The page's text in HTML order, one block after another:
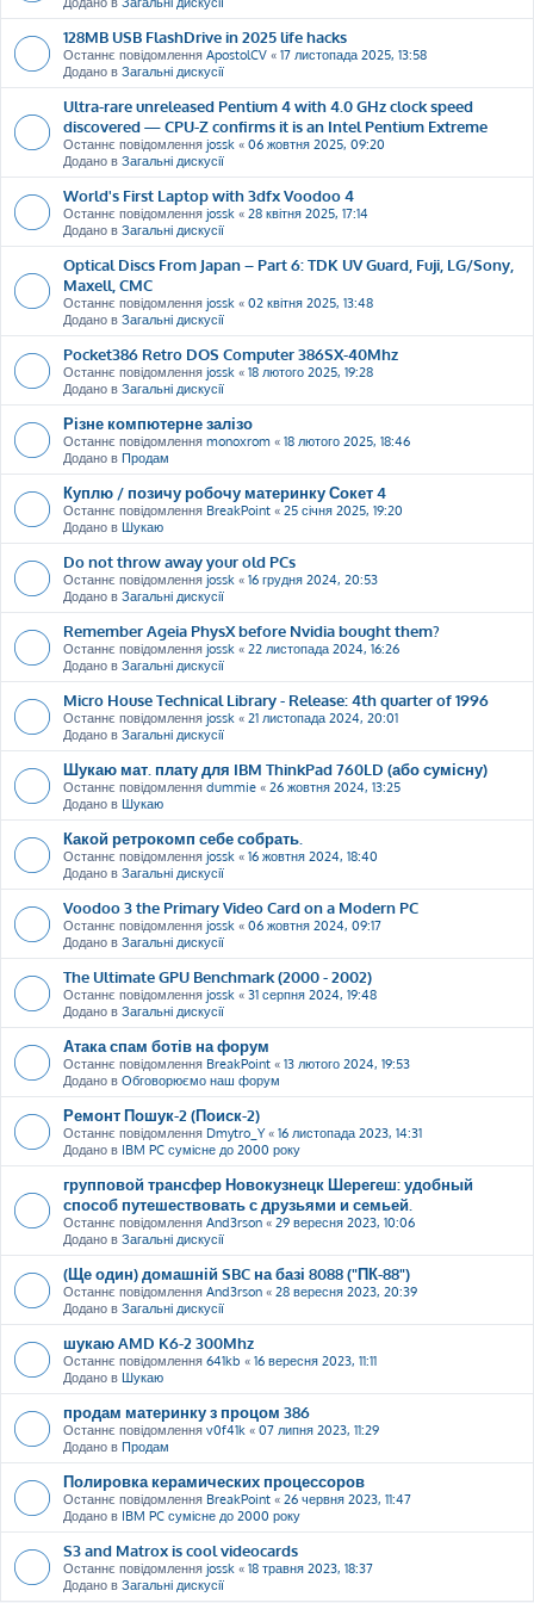
128MB USB FlashDrive in 2025 life hacks
Останнє повідомлення ApostolCV « 17 листопада 2025, 13:58
Додано в Загальні дискусії
Ultra-rare unreleased Pentium 4 with 4.0 GHz clock speed
discovered — CPU-Z confirms it is an Intel Pentium Extreme
Останнє повідомлення jossk « 06 жовтня 2025, 09:20
Додано в Загальні дискусії
World's First Laptop with 3dfx Voodoo 4
Останнє повідомлення jossk « 28 квітня 2025, 17:14
Додано в Загальні дискусії
Optical Discs From Japan – Part 6: TDK UV Guard, Fuji, LG/Sony,
Maxell, CMC
Останнє повідомлення jossk « 02 квітня 2025, 13:48
Додано в Загальні дискусії
Pocket386 Retro DOS Computer 386SX-40Mhz
Останнє повідомлення jossk « 18 лютого 2025, 19:28
Додано в Загальні дискусії
Різне компютерне залізо
Останнє повідомлення monoxrom « 18 лютого 2025, 18:46
Додано в Продам
Куплю / позичу робочу материнку Сокет 4
Останнє повідомлення BreakPoint « 25 січня 2025, 19:20
Додано в Шукаю
Do not throw away your old PCs
Останнє повідомлення jossk « 16 грудня 2024, 20:53
Додано в Загальні дискусії
Remember Ageia PhysX before Nvidia bought them?
Останнє повідомлення jossk « 22 листопада 2024, 16:26
Додано в Загальні дискусії
Micro House Technical Library - Release: 4th quarter of 1996
Останнє повідомлення jossk « 21 листопада 2024, 20:01
Додано в Загальні дискусії
Шукаю мат. плату для IBM ThinkPad 760LD (або сумісну)
Останнє повідомлення dummie « 26 жовтня 2024, 13:25
Додано в Шукаю
Какой ретрокомп себе собрать.
Останнє повідомлення jossk « 16 жовтня 2024, 18:40
Додано в Загальні дискусії
Voodoo 3 the Primary Video Card on a Modern PC
Останнє повідомлення jossk « 06 жовтня 2024, 09:17
Додано в Загальні дискусії
The Ultimate GPU Benchmark (2000 - 2002)
Останнє повідомлення jossk « 31 серпня 2024, 19:48
Додано в Загальні дискусії
Атака спам ботів на форум
Останнє повідомлення BreakPoint « 13 лютого 2024, 19:53
Додано в Обговорюємо наш форум
Ремонт Пошук-2 (Поиск-2)
Останнє повідомлення Dmytro_Y« 16 листопада 2023, 14:31
Додано в IBM PC сумісне до 2000 року
групповой трансфер Новокузнецк Шерегеш: удобный
способ путешествовать с друзьями и семьей.
Останнє повідомлення And3rson « 29 вересня 2023, 10:06
Додано в Загальні дискусії
(Ще один) домашній SBC на базі 8088 ("ПК-88")
Останнє повідомлення And3rson « 28 вересня 2023, 20:39
Додано в Загальні дискусії
шукаю AMD K6-2 300Mhz
Останнє повідомлення 641kb « 16 вересня 2023, 11:11
Додано в Шукаю
продам материнку з процом 386
Останнє повідомлення v0f41k « 07 липня 2023, 11:29
Додано в Продам
Полировка керамических процессоров
Останнє повідомлення BreakPoint « 26 червня 2023, 11:47
Додано в IBM PC сумісне до 2000 року
S3 and Matrox is cool videocards
Останнє повідомлення jossk « 18 травня 2023, 18:37
Додано в Загальні дискусії